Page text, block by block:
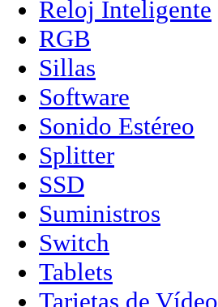
Reloj Inteligente
RGB
Sillas
Software
Sonido Estéreo
Splitter
SSD
Suministros
Switch
Tablets
Tarjetas de Vídeo